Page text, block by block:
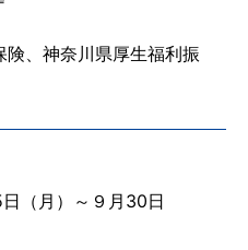
、神奈川県厚生福利振
（月）～９月30日